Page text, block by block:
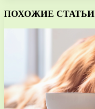
ПОХОЖИЕ СТАТЬИ